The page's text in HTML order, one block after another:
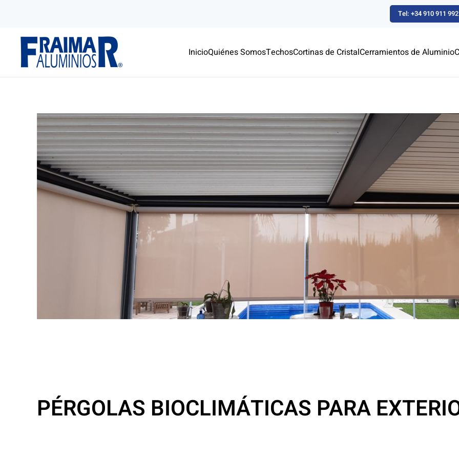
Tel: +34 910 911 992
InicioQuiénes SomosTechosCortinas de CristalCerramientos de Aluminio
PÉRGOLAS BIOCLIMÁTICAS PARA